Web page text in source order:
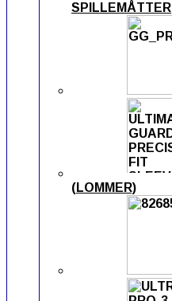
SPILLEMÅTTER
(LOMMER)